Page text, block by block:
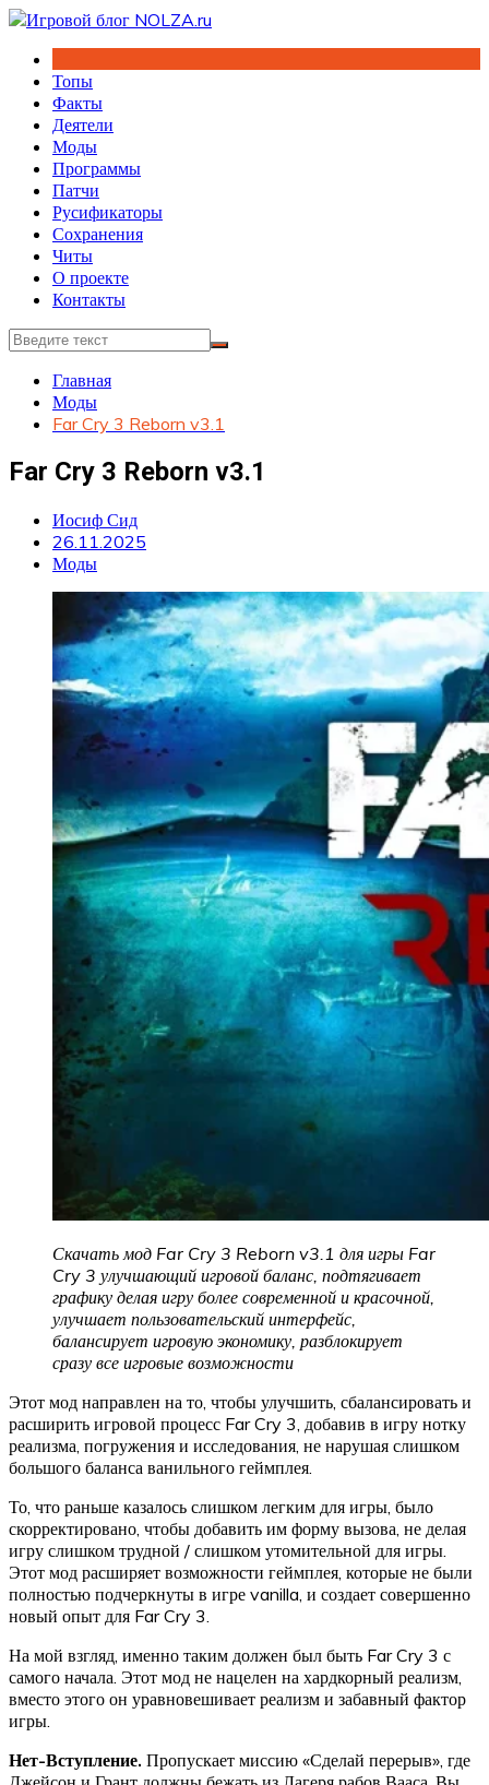
Перейти
содержимому
Топы
Факты
Деятели
Моды
Программы
Патчи
Русификаторы
Сохранения
Читы
О проекте
Контакты
Главная
Моды
Far Cry 3 Reborn v3.1
Far Cry 3 Reborn v3.1
Иосиф Сид
26.11.2025
Моды
Скачать мод Far Cry 3 Reborn v3.1 для игры Far
Cry 3 улучшающий игровой баланс, подтягивает
графику делая игру более современной и красочной,
улучшает пользовательский интерфейс,
балансирует игровую экономику, разблокирует
сразу все игровые возможности
Этот мод направлен на то, чтобы улучшить, сбалансировать и
расширить игровой процесс Far Cry 3, добавив в игру нотку
реализма, погружения и исследования, не нарушая слишком
большого баланса ванильного геймплея.
То, что раньше казалось слишком легким для игры, было
скорректировано, чтобы добавить им форму вызова, не делая
игру слишком трудной / слишком утомительной для игры.
Этот мод расширяет возможности геймплея, которые не были
полностью подчеркнуты в игре vanilla, и создает совершенно
новый опыт для Far Cry 3.
На мой взгляд, именно таким должен был быть Far Cry 3 с
самого начала. Этот мод не нацелен на хардкорный реализм,
вместо этого он уравновешивает реализм и забавный фактор
игры.
Нет-Вступление. Пропускает миссию «Сделай перерыв», где